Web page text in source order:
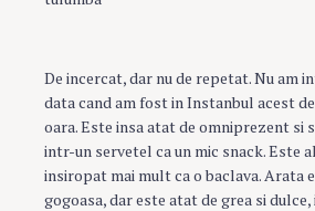
De incercat, dar nu de repetat. Nu am
data cand am fost in Instanbul acest
oara. Este insa atat de omniprezent si
intr-un servetel ca un mic snack. Este
insiropat mai mult ca o baclava. Arata
gogoasa, dar este atat de grea si dulce,